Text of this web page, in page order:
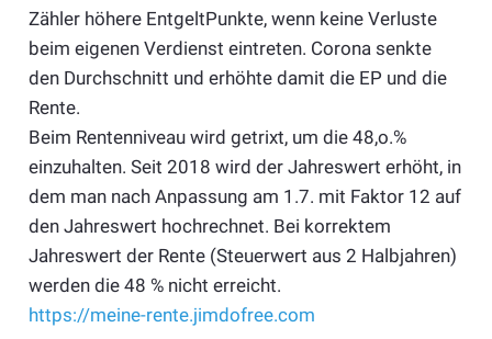
Zähler höhere EntgeltPunkte, wenn keine Verluste
beim eigenen Verdienst eintreten. Corona senkte
den Durchschnitt und erhöhte damit die EP und die
Rente.
Beim Rentenniveau wird getrixt, um die 48,o.%
einzuhalten. Seit 2018 wird der Jahreswert erhöht, in
dem man nach Anpassung am 1.7. mit Faktor 12 auf
den Jahreswert hochrechnet. Bei korrektem
Jahreswert der Rente (Steuerwert aus 2 Halbjahren)
werden die 48 % nicht erreicht.
https://meine-rente.jimdofree.com